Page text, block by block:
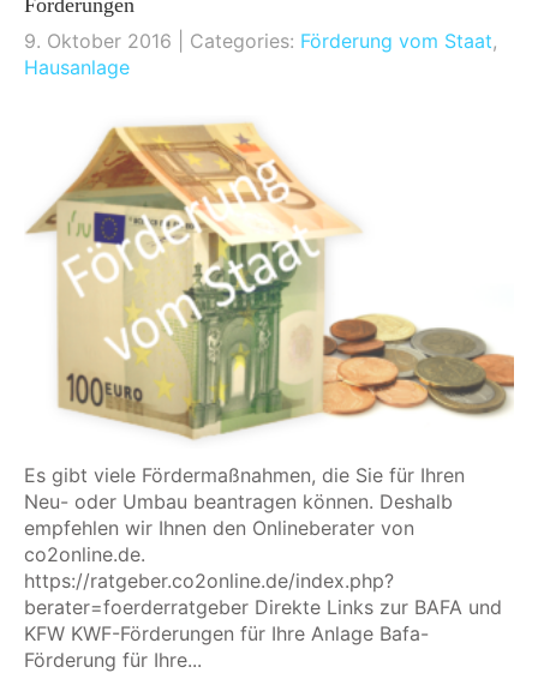
Förderungen
9. Oktober 2016
| Categories: Förderung vom Staat,
Hausanlage
Es gibt viele Fördermaßnahmen, die Sie für Ihren
Neu- oder Umbau beantragen können. Deshalb
empfehlen wir Ihnen den Onlineberater von
co2online.de.
https://ratgeber.co2online.de/index.php?
berater=foerderratgeber Direkte Links zur BAFA und
KFW KWF-Förderungen für Ihre Anlage Bafa-
Förderung für Ihre...